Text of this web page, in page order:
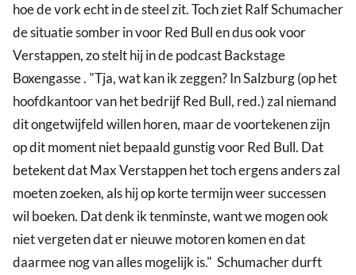
hoe de vork echt in de steel zit. Toch ziet Ralf Schumacher
de situatie somber in voor Red Bull en dus ook voor
Verstappen, zo stelt hij in de podcast Backstage
Boxengasse . "Tja, wat kan ik zeggen? In Salzburg (op het
hoofdkantoor van het bedrijf Red Bull, red.) zal niemand
dit ongetwijfeld willen horen, maar de voortekenen zijn
op dit moment niet bepaald gunstig voor Red Bull. Dat
betekent dat Max Verstappen het toch ergens anders zal
moeten zoeken, als hij op korte termijn weer successen
wil boeken. Dat denk ik tenminste, want we mogen ook
niet vergeten dat er nieuwe motoren komen en dat
daarmee nog van alles mogelijk is." Schumacher durft